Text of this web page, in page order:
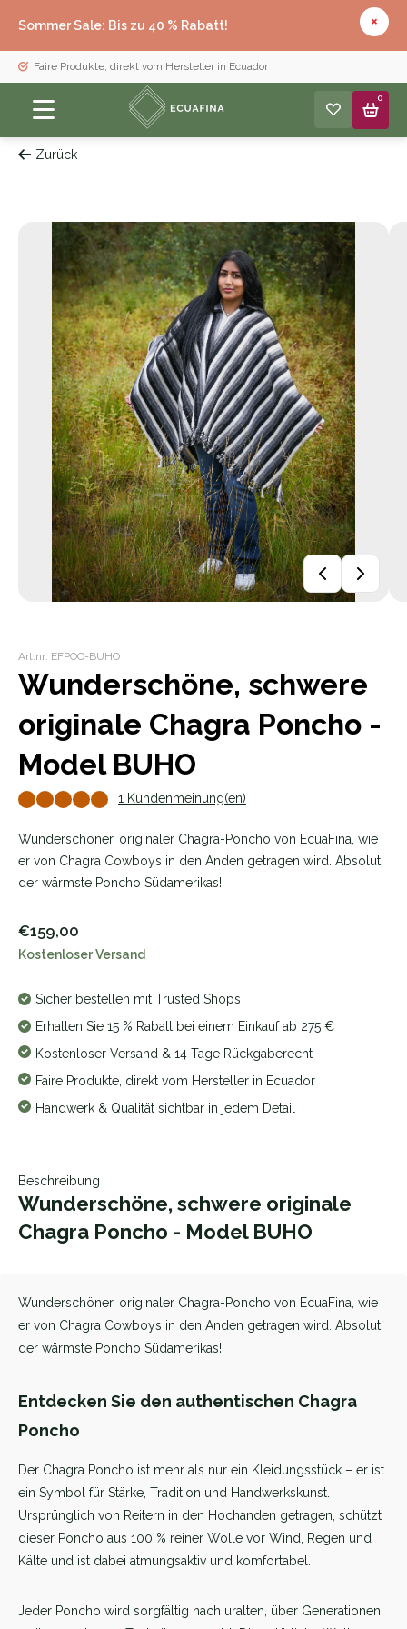
Sommer Sale: Bis zu 40 % Rabatt!
Faire Produkte, direkt vom Hersteller in Ecuador
0
Zurück
Art.nr: EFPOC-BUHO
Wunderschöne, schwere
originale Chagra Poncho -
Model BUHO
1 Kundenmeinung(en)
Wunderschöner, originaler Chagra-Poncho von EcuaFina, wie
er von Chagra Cowboys in den Anden getragen wird. Absolut
der wärmste Poncho Südamerikas!
€159,00
Kostenloser Versand
Sicher bestellen mit Trusted Shops
Erhalten Sie 15 % Rabatt bei einem Einkauf ab 275 €
Kostenloser Versand & 14 Tage Rückgaberecht
Faire Produkte, direkt vom Hersteller in Ecuador
Handwerk & Qualität sichtbar in jedem Detail
Beschreibung
Wunderschöne, schwere originale
Chagra Poncho - Model BUHO
Wunderschöner, originaler Chagra-Poncho von EcuaFina, wie
er von Chagra Cowboys in den Anden getragen wird. Absolut
der wärmste Poncho Südamerikas!
Entdecken Sie den authentischen Chagra
Poncho
Der Chagra Poncho ist mehr als nur ein Kleidungsstück – er ist
ein Symbol für Stärke, Tradition und Handwerkskunst.
Ursprünglich von Reitern in den Hochanden getragen, schützt
dieser Poncho aus 100 % reiner Wolle vor Wind, Regen und
Kälte und ist dabei atmungsaktiv und komfortabel.
Jeder Poncho wird sorgfältig nach uralten, über Generationen